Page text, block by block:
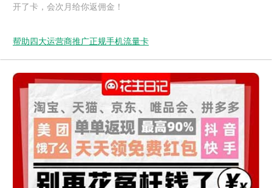
开了卡，会次月给你返佣金！
帮助四大运营商推广正规手机流量卡